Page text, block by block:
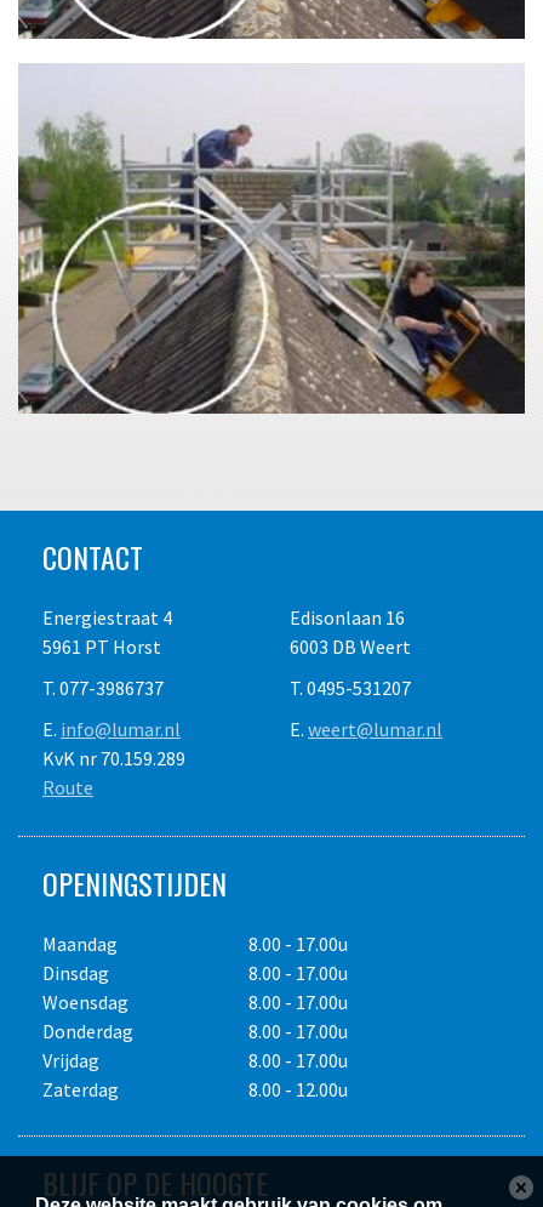
CONTACT
Energiestraat 4
5961 PT Horst
T. 077-3986737
E. info@lumar.nl
Edisonlaan 16
6003 DB Weert
T. 0495-531207
E. weert@lumar.nl
KvK nr 70.159.289
Route
OPENINGSTIJDEN
Maandag
Dinsdag
Woensdag
Donderdag
Vrijdag
Zaterdag
8.00 - 17.00u
8.00 - 17.00u
8.00 - 17.00u
8.00 - 17.00u
8.00 - 17.00u
8.00 - 12.00u
BLIJF OP DE HOOGTE